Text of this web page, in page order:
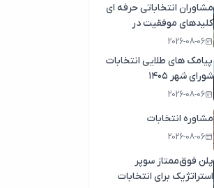
مشاوران انتخاباتی حرفه ای
کلیدهای موفقیت در
انتخابات سال1404
2026-08-06
پیامک های طلایی انتخابات
شورای شهر ۱۴۰۵
2026-08-06
مشاوره انتخابات
2026-08-06
پلن فوق‌ممتاز سوپر
استراتژیک برای انتخابات